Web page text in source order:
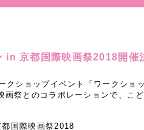
in 京都国際映画祭2018開催
クショップイベント「ワークショ
画祭とのコラボレーションで、こ
国際映画祭2018